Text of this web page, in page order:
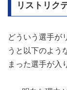
リストリク
どういう選手が
うと以下のよう
まった選手が入